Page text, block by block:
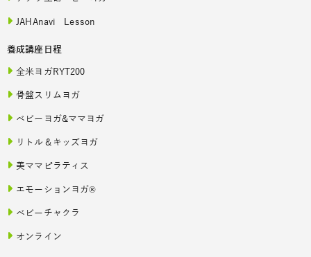
JAHAnavi Lesson
養成講座日程
全米ヨガRYT200
骨盤スリムヨガ
ベビーヨガ&ママヨガ
リトル＆キッズヨガ
美ママピラティス
エモーションヨガ®
ベビーチャクラ
オンライン